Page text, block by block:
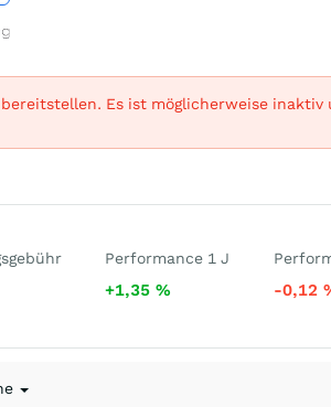
Es ist möglicherweise
Performance 1 J
+1,35% -0,12